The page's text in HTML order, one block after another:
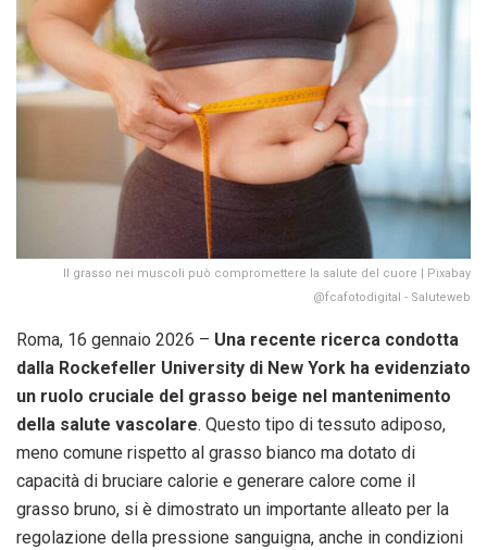
Il grasso nei muscoli può compromettere la salute del cuore | Pixabay
@fcafotodigital - Saluteweb
Roma, 16 gennaio 2026 – Una recente ricerca condotta
dalla Rockefeller University di New York ha evidenziato
un ruolo cruciale del grasso beige nel mantenimento
della salute vascolare. Questo tipo di tessuto adiposo,
meno comune rispetto al grasso bianco ma dotato di
capacità di bruciare calorie e generare calore come il
grasso bruno, si è dimostrato un importante alleato per la
regolazione della pressione sanguigna, anche in condizioni